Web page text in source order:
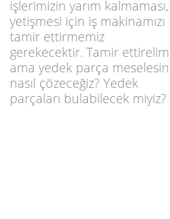
işlerimizin yarım kalmaması,
yetişmesi için iş makinamızı
tamir ettirmemiz
gerekecektir. Tamir ettirelim
ama yedek parça
nasıl çözeceğiz? Yedek
parçaları bulabilecek miyiz?